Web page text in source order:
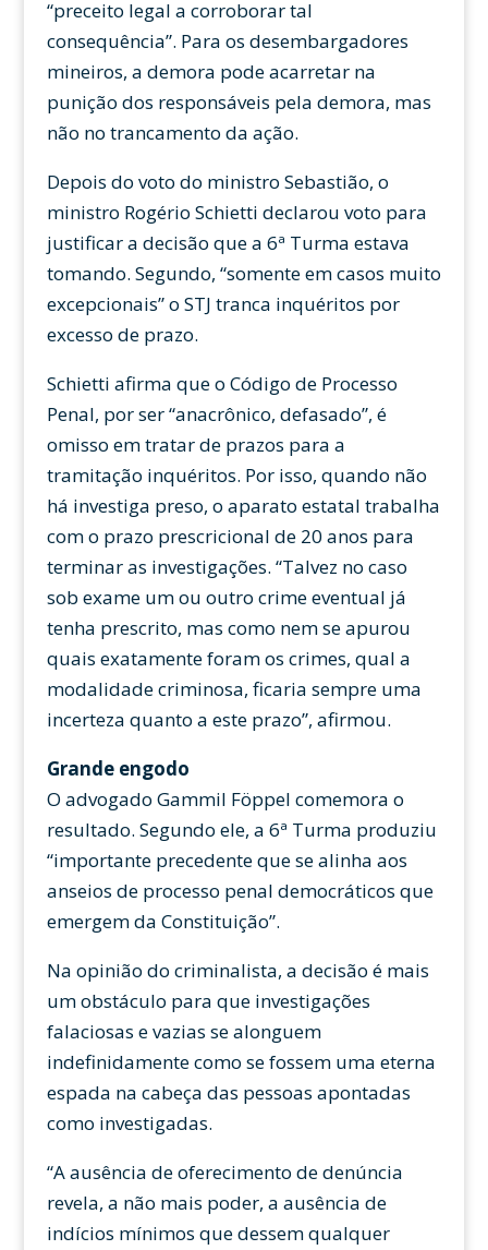
“preceito legal a corroborar tal
consequência”. Para os desembargadores
mineiros, a demora pode acarretar na
punição dos responsáveis pela demora, mas
não no trancamento da ação.
Depois do voto do ministro Sebastião, o
ministro Rogério Schietti declarou voto para
justificar a decisão que a 6ª Turma estava
tomando. Segundo, “somente em casos muito
excepcionais” o STJ tranca inquéritos por
excesso de prazo.
Schietti afirma que o Código de Processo
Penal, por ser “anacrônico, defasado”, é
omisso em tratar de prazos para a
tramitação inquéritos. Por isso, quando não
há investiga preso, o aparato estatal trabalha
com o prazo prescricional de 20 anos para
terminar as investigações. “Talvez no caso
sob exame um ou outro crime eventual já
tenha prescrito, mas como nem se apurou
quais exatamente foram os crimes, qual a
modalidade criminosa, ficaria sempre uma
incerteza quanto a este prazo”, afirmou.
Grande engodo
O advogado Gammil Föppel comemora o
resultado. Segundo ele, a 6ª Turma produziu
“importante precedente que se alinha aos
anseios de processo penal democráticos que
emergem da Constituição”.
Na opinião do criminalista, a decisão é mais
um obstáculo para que investigações
falaciosas e vazias se alonguem
indefinidamente como se fossem uma eterna
espada na cabeça das pessoas apontadas
como investigadas.
“A ausência de oferecimento de denúncia
revela, a não mais poder, a ausência de
indícios mínimos que dessem qualquer